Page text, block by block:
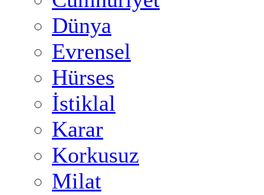
Dünya
Evrensel
Hürses
İstiklal
Karar
Korkusuz
Milat